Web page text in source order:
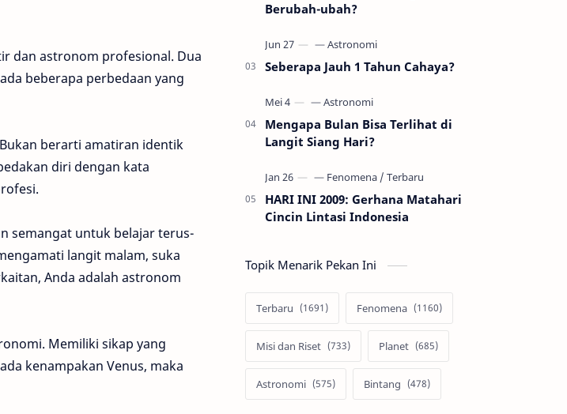
dan astronom profesional. Dua
beberapa perbedaan yang
berarti amatiran identik
diri dengan kata
semangat untuk belajar terus-
langit malam, suka
Anda adalah astronom
Memiliki sikap yang
kenampakan Venus, maka
Berubah-ubah?
Seberapa Jauh 1 Tahun Cahaya?
Mengapa Bulan Bisa Terlihat di
Langit Siang Hari?
HARI INI 2009: Gerhana Matahari
Cincin Lintasi Indonesia
Topik Menarik Pekan Ini
Terbaru Fenomena
Misi dan Riset Planet
Astronomi Bintang